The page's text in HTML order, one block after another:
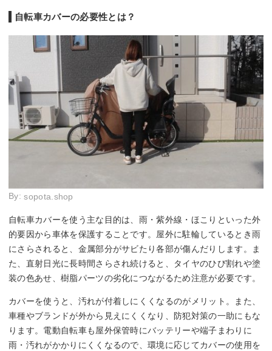
自転車カバーの必要性とは？
By: sopota.shop
自転車カバーを使う主な目的は、雨・紫外線・ほこりといった外
的要因から車体を保護することです。屋外に駐輪しているとき雨
にさらされると、金属部分がサビたり各部が傷んだりします。ま
た、直射日光に長時間さらされ続けると、タイヤのひび割れや塗
装の色あせ、樹脂パーツの劣化につながるため注意が必要です。
カバーを使うと、汚れが付着しにくくなるのがメリット。また、
車種やブランドが外から見えにくくなり、防犯対策の一助にもな
ります。電動自転車も屋外保管時にバッテリーや端子まわりに
雨・汚れがかかりにくくなるので、環境に応じてカバーの使用を